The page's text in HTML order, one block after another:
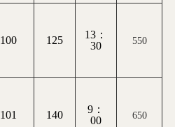
100 125 13 ：
30
550
101 140 9 ：
00
650